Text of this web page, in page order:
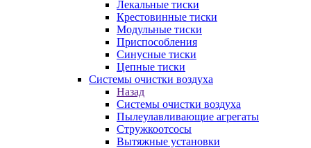
Лекальные тиски
Крестовинные тиски
Модульные тиски
Приспособления
Синусные тиски
Цепные тиски
Системы очистки воздуха
Назад
Системы очистки воздуха
Пылеулавливающие агрегаты
Стружкоотсосы
Вытяжные установки